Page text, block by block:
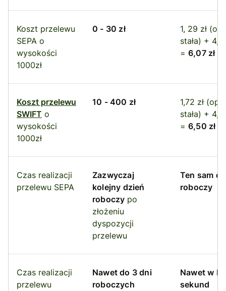
Koszt przelewu
SEPA o
wysokości
1000zł
0 - 30 zł
1, 29 zł
stała) +
= 6,07 zł
Koszt przelewu
SWIFT o
wysokości
1000zł
10 - 400 zł
1,72 zł
stała) +
= 6,50 zł
Czas realizacji
przelewu SEPA
Zazwyczaj
kolejny dzień
roboczy po
złożeniu
dyspozycji
przelewu
Ten sam
roboczy
Czas realizacji
przelewu
Nawet do 3 dni
roboczych
Nawet w
sekund